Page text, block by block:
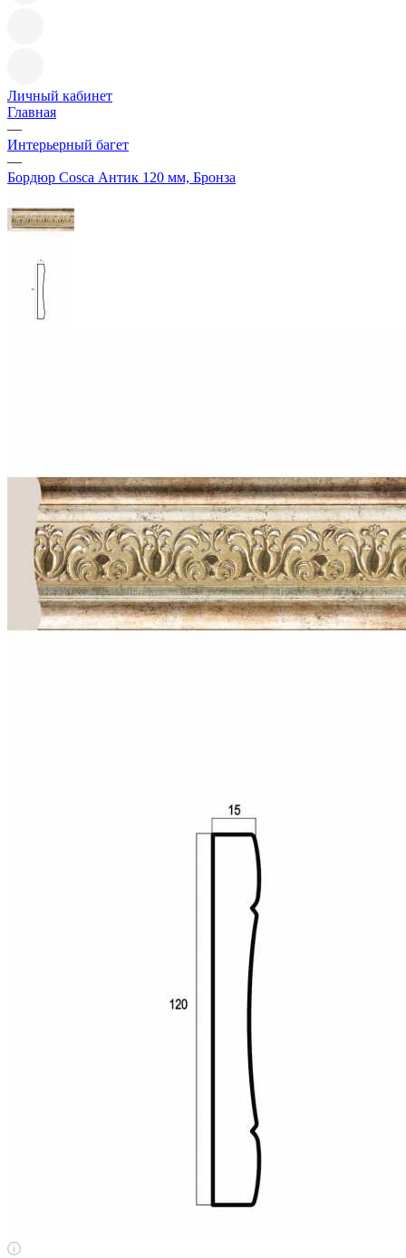
Личный кабинет
Главная
—
Интерьерный багет
—
Бордюр Cosca Антик 120 мм, Бронза